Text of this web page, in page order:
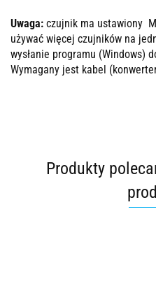
Uwaga: czujnik ma ustawiony
używać więcej czujników na
wysłanie programu (Windows)
Wymagany jest kabel
Produkty